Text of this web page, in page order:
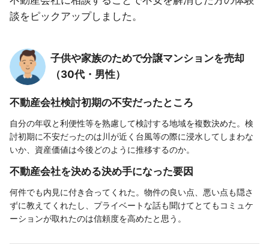
談をピックアップしました。
子供や家族のためで分譲マンションを売却
（30代・男性）
不動産会社検討初期の不安だったところ
自分の年収と利便性等を熟慮して検討する地域を複数決めた。検
討初期に不安だったのは川が近く台風等の際に浸水してしまわな
いか、資産価値は今後どのように推移するのか。
不動産会社を決める決め手になった要因
何件でも内見に付き合ってくれた。物件の良い点、悪い点も隠さ
ずに教えてくれたし、プライベートな話も聞けてとてもコミュケ
ーションが取れたのは信頼度を高めたと思う。